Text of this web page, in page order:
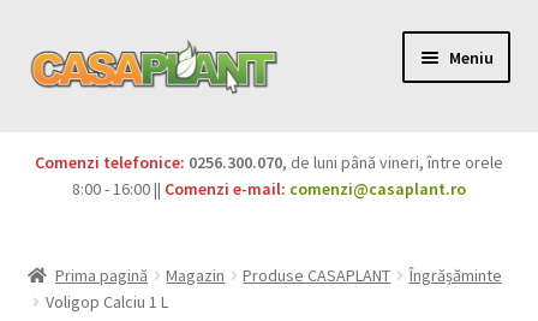
Meniu
Pesticide
Comenzi telefonice: 0256.300.070, de luni până vineri, între orele
8:00 - 16:00 || Comenzi e-mail: comenzi@casaplant.ro
Prima pagină Magazin Produse CASAPLANT
Îngrășăminte
Voligop Calciu 1 L